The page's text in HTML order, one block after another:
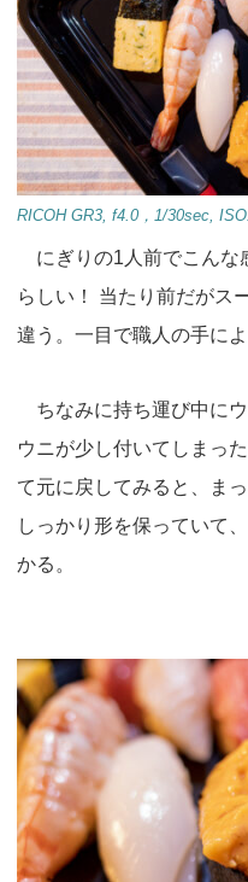
RICOH GR3, f4.0，1/30sec,
にぎりの1人前でこんな
らしい！ 当たり前だがス
違う。一目で職人の手に
ちなみに持ち運び中に
ウニが少し付いてしまっ
て元に戻してみると、ま
しっかり形を保っていて
かる。